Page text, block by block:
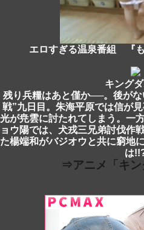
エロすぎる温泉番組 『も
キング
残り兵糧はあと僅か──。後が
戦”九日目。朱海平原では信が
光が尭雲に討たれてしまう。一
ョウ陽では、犬戎三兄弟討伐作
た楊端和がバジオウと共に窮地
は
⇒アニメ「キン